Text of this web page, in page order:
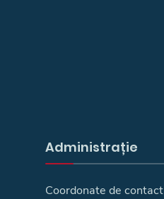
Administrație
Coordonate de contact